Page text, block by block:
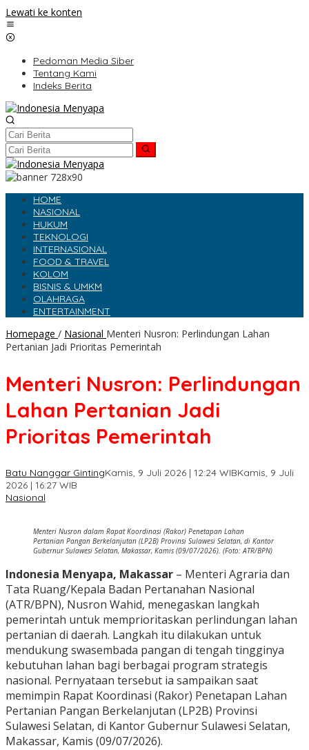
Lewati ke konten
Pedoman Media Siber
Tentang Kami
Indeks Berita
HOME
NASIONAL
HUKUM
TEKNOLOGI
INTERNASIONAL
FOOD & TRAVEL
KOLOM
BISNIS & UMKM
OLAHRAGA
ENTERTAINMENT
Homepage / Nasional Menteri Nusron: Perlindungan Lahan
Pertanian Jadi Prioritas Pemerintah
Menteri Nusron: Perlindungan
Lahan Pertanian Jadi
Prioritas Pemerintah
Batu Nanggar GintingKamis, 9 Juli 2026 | 12:24 WIBKamis, 9 Juli
2026 | 16:27 WIB
Nasional
Menteri Nusron dalam Rapat Koordinasi (Rakor) Penetapan Lahan
Pertanian Pangan Berkelanjutan (LP2B) Provinsi Sulawesi Selatan, di Kantor
Gubernur Sulawesi Selatan, Makassar, Kamis (09/07/2026). (Foto: ATR/BPN)
Indonesia Menyapa, Makassar – Menteri Agraria dan
Tata Ruang/Kepala Badan Pertanahan Nasional
(ATR/BPN), Nusron Wahid, menegaskan langkah
pemerintah untuk memprioritaskan perlindungan lahan
pertanian di daerah. Langkah itu dilakukan untuk
mendukung swasembada pangan di tengah tingginya
kebutuhan lahan bagi berbagai program strategis
nasional. Pernyataan tersebut ia sampaikan saat
memimpin Rapat Koordinasi (Rakor) Penetapan Lahan
Pertanian Pangan Berkelanjutan (LP2B) Provinsi
Sulawesi Selatan, di Kantor Gubernur Sulawesi Selatan,
Makassar, Kamis (09/07/2026).